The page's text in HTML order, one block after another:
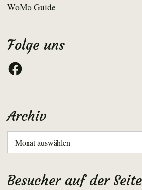
WoMo Guide
Folge uns
Facebook
Archiv
Archiv
Besucher auf der Seite